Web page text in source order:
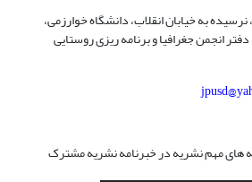
به خیابان انقلاب، دانشگاه خوارزمی،
انجمن جغرافیا و برنامه ریزی روستایی
های مهم نشریه در خبرنامه نشریه مشترک